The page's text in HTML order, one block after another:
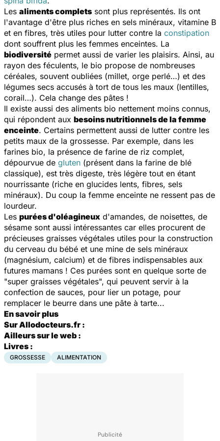
Les aliments complets sont plus représentés. Ils ont
l'avantage d'être plus riches en sels minéraux, vitamine B
et en fibres, très utiles pour lutter contre la constipation
dont souffrent plus les femmes enceintes. La
biodiversité permet aussi de varier les plaisirs. Ainsi, au
rayon des féculents, le bio propose de nombreuses
céréales, souvent oubliées (millet, orge perlé…) et des
légumes secs accusés à tort de tous les maux (lentilles,
corail…). Cela change des pâtes !
Il existe aussi des aliments bio nettement moins connus,
qui répondent aux besoins nutritionnels de la femme
enceinte. Certains permettent aussi de lutter contre les
petits maux de la grossesse. Par exemple, dans les
farines bio, la présence de farine de riz complet,
dépourvue de gluten (présent dans la farine de blé
classique), est très digeste, très légère tout en étant
nourrissante (riche en glucides lents, fibres, sels
minéraux). Du coup la femme enceinte ne ressent pas de
lourdeur.
Les purées d'oléagineux d'amandes, de noisettes, de
sésame sont aussi intéressantes car elles procurent de
précieuses graisses végétales utiles pour la construction
du cerveau du bébé et une mine de sels minéraux
(magnésium, calcium) et de fibres indispensables aux
futures mamans ! Ces purées sont en quelque sorte de
"super graisses végétales", qui peuvent servir à la
confection de sauces, pour lier un potage, pour
remplacer le beurre dans une pâte à tarte...
En savoir plus
Sur Allodocteurs.fr :
Ailleurs sur le web :
Livres :
GROSSESSE ALIMENTATION